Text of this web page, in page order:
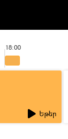
18:00
Եթեր